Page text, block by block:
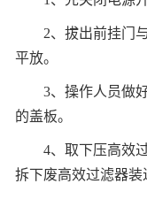
2、拔出前挂门与
平放。
3、操作人员做好
的盖板。
4、取下压高效过
拆下废高效过滤器装